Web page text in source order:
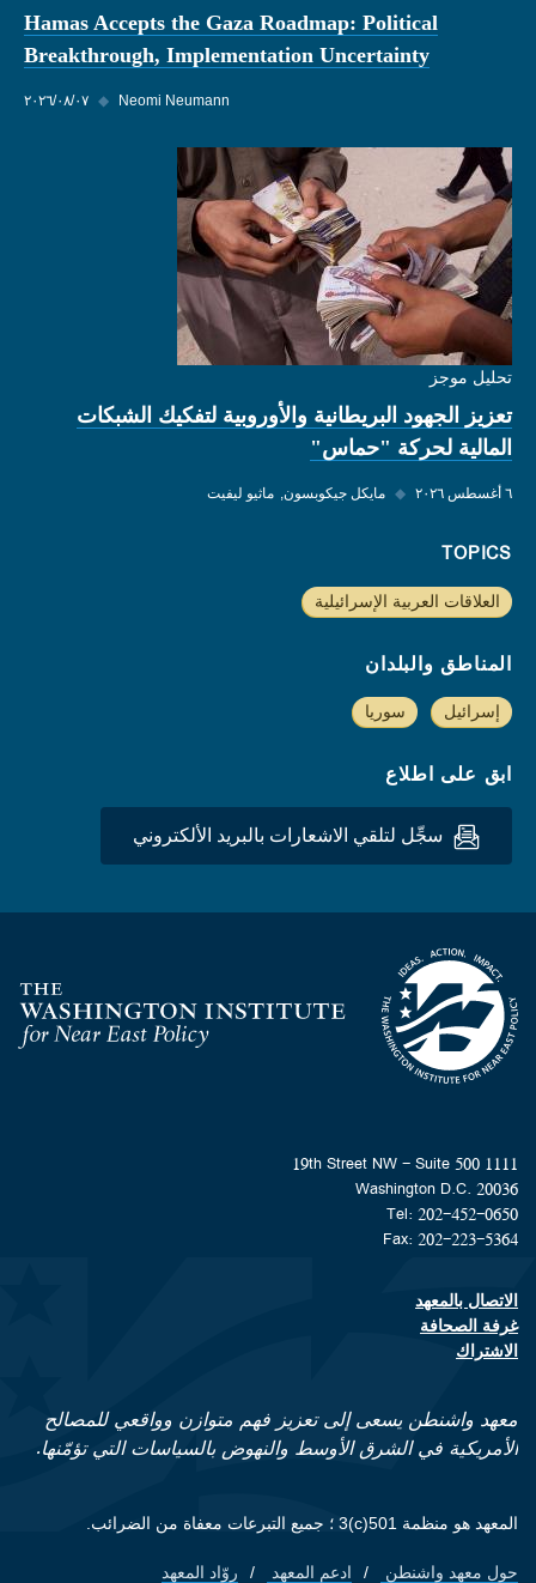
Hamas Accepts the Gaza Roadmap: Political
Breakthrough, Implementation Uncertainty
٠٧‏/٠٨‏/٢٠٢٦ ◆ Neomi Neumann
تحليل موجز
تعزيز الجهود البريطانية والأوروبية لتفكيك الشبكات
المالية لحركة "حماس"
٦ أغسطس ٢٠٢٦ ◆ مايكل جيكوبسون ماثيو ليفيت
TOPICS
العلاقات العربية الإسرائيلية
المناطق والبلدان
إسرائيل سوريا
ابق على اطلاع
سجِّل لتلقي الاشعارات بالبريد الألكتروني
Homepage
1111 19th Street NW - Suite 500
Washington D.C. 20036
Tel: 202-452-0650
Fax: 202-223-5364
Footer contact links
الاتصال بالمعهد
غرفة الصحافة
الاشتراك
معهد واشنطن يسعى إلى تعزيز فهم متوازن وواقعي للمصالح
الأمريكية في الشرق الأوسط والنهوض بالسياسات التي تؤمّنها.
المعهد هو منظمة 501(c)3 ؛ جميع التبرعات معفاة من الضرائب.
حول معهد واشنطن ادعم المعهد روّاد المعهد